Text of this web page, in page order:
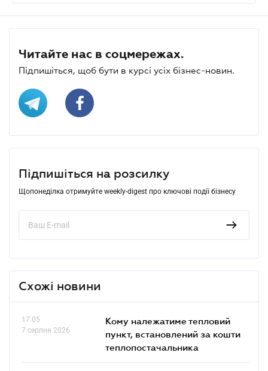
Читайте нас в соцмережах.
Підпишіться, щоб бути в курсі усіх бізнес-новин.
Підпишіться на розсилку
Щопонеділка отримуйте weekly-digest про ключові події бізнесу
Схожі новини
17.05
7 серпня 2026
Кому належатиме тепловий
пункт, встановлений за кошти
теплопостачальника